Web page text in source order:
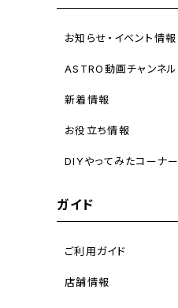
お知らせ・イベント情報
ASTRO動画チャンネル
新着情報
お役立ち情報
DIYやってみたコーナー
ガイド
ご利用ガイド
店舗情報